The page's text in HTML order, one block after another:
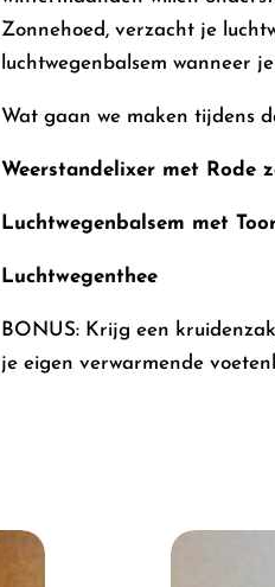
Zonnehoed, verzacht je
luchtwegenbalsem wanneer
Wat gaan we maken tijdens
Weerstandelixer met Rode
Luchtwegenbalsem met
Luchtwegenthee
BONUS: Krijg een
je eigen verwarmende